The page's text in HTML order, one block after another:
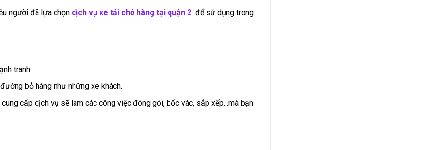
người đã lựa chọn dịch vụ xe tải chở hàng tại quận 2 để sử dụng trong
tranh
bỏ hàng như những xe khách.
cấp dịch vụ sẽ làm các công việc đóng gói, bốc vác, sắp xếp…mà bạn